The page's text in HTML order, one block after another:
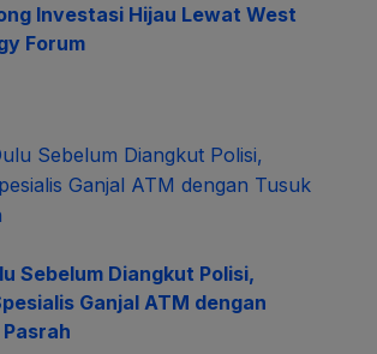
Investasi Hijau Lewat West
Forum
Sebelum Diangkut Polisi,
Ganjal ATM dengan